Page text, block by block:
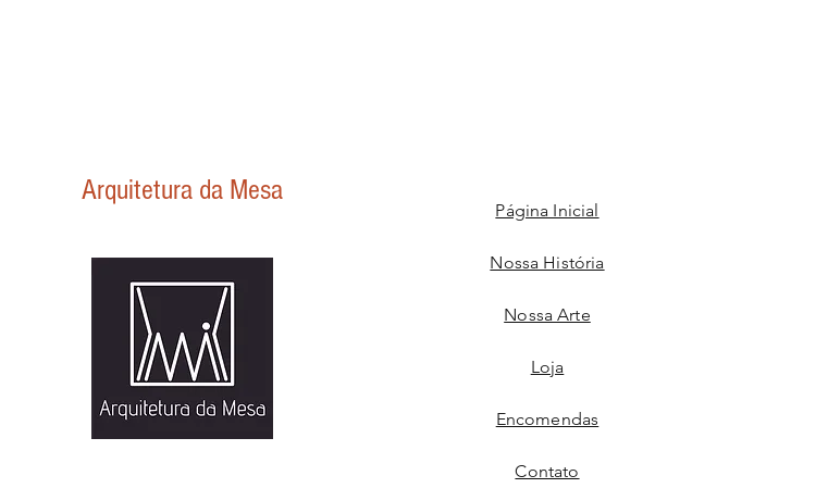
Arquitetura da Mesa
Página Inicial
Nossa História
Nossa Arte
Loja
Encomendas
Contato